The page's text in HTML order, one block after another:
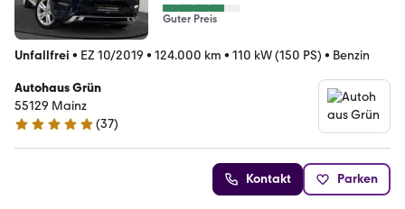
Guter Preis
Unfallfrei • EZ 10/2019 • 124.000 km • 110 kW (150 PS) • Benzin
Autohaus Grün
55129 Mainz
4.8 Sterne
(37)
Kontakt Parken